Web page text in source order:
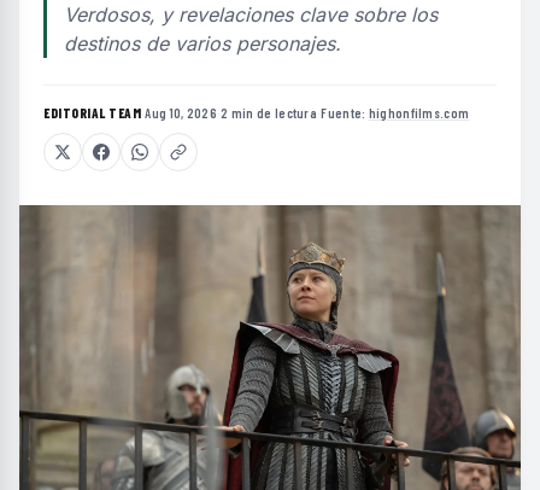
Verdosos, y revelaciones clave sobre los
destinos de varios personajes.
EDITORIAL TEAM·Aug 10, 2026·2 min de lectura·Fuente: highonfilms.com